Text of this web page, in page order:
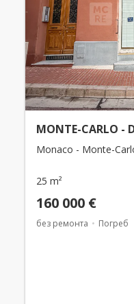
MONTE-CARLO -
Monaco - Monte-
25 m²
160 000 €
без ремонта Погреб